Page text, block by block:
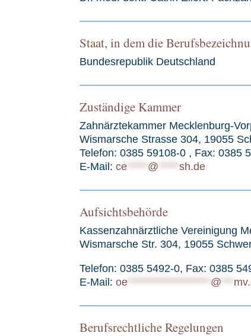
Staat, in dem die
Bundesrepublik Deutschland
Zuständige Kammer
Zahnärztekammer Mecklenburg-
Wismarsche Strasse 304, 19055
Telefon: 0385 59108-0 , Fax: 0385
E-Mail:ce @ *****sh.de
Aufsichtsbehörde
Kassenzahnärztliche Vereinigung
Wismarsche Str. 304, 19055
Telefon: 0385 5492-0, Fax: 0385
E-Mail:oe @
Berufsrechtliche Regelungen